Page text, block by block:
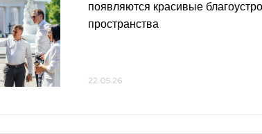
появляются красивые
пространства
22.05.26